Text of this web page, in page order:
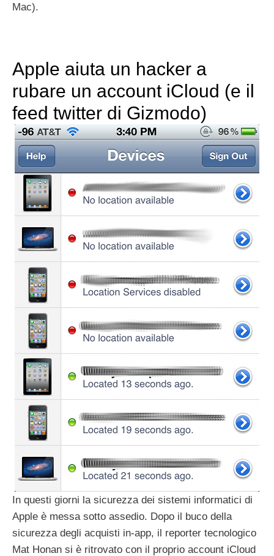
Mac).
Apple aiuta un hacker a
rubare un account iCloud (e il
feed twitter di Gizmodo)
In questi giorni la sicurezza dei sistemi informatici di
Apple è messa sotto assedio. Dopo il buco della
sicurezza degli acquisti in-app, il reporter tecnologico
Mat Honan si è ritrovato con il proprio account iCloud